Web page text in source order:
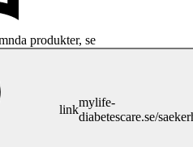
produkter, se
link
mylife-
diabetescare.se/